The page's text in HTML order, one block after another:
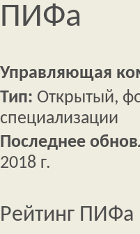
ПИФа
Управляющая
Тип: Открытый,
специализации
Последнее
2018 г.
Рейтинг ПИФа